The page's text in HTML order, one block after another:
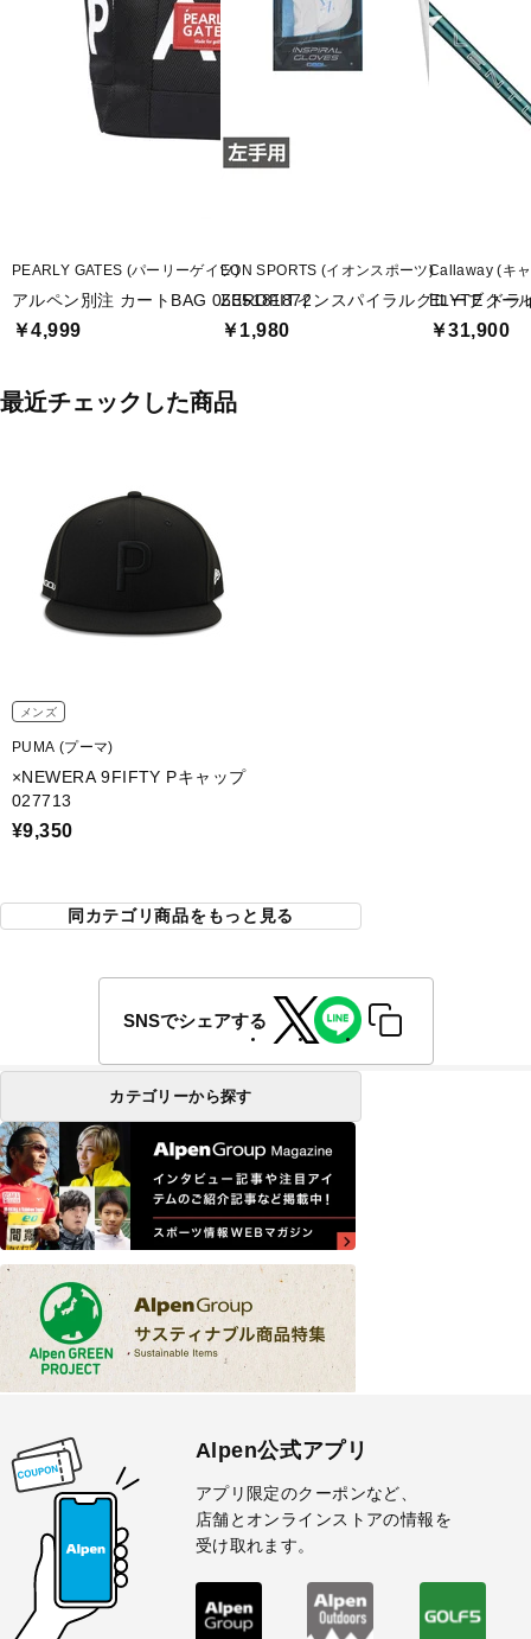
PEARLY GATES (パーリーゲイツ)
アルペン別注 カートBAG 0535181872
￥4,999
EON SPORTS (イオンスポーツ)
ZEROFITインスパイラルグローブクー
￥1,980
Callaway (キ
ELYTE ドラ
￥31,900
最近チェックした商品
メンズ
PUMA (プーマ)
×NEWERA 9FIFTY Pキャップ
027713
¥9,350
同カテゴリ商品をもっと見る
SNSでシェアする
カテゴリーから探す
Alpen公式アプリ
アプリ限定のクーポンなど、
店舗とオンラインストアの情報を
受け取れます。